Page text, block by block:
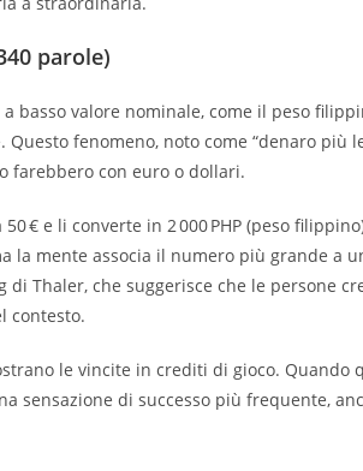
parole)
basso valore nominale, come il peso
fenomeno, noto come “denaro più
farebbero con euro o dollari.
€ e li converte in 2 000 PHP (peso
la mente associa il numero più grande a
Thaler, che suggerisce che le persone
contesto.
le vincite in crediti di gioco. Quando
sensazione di successo più frequente,